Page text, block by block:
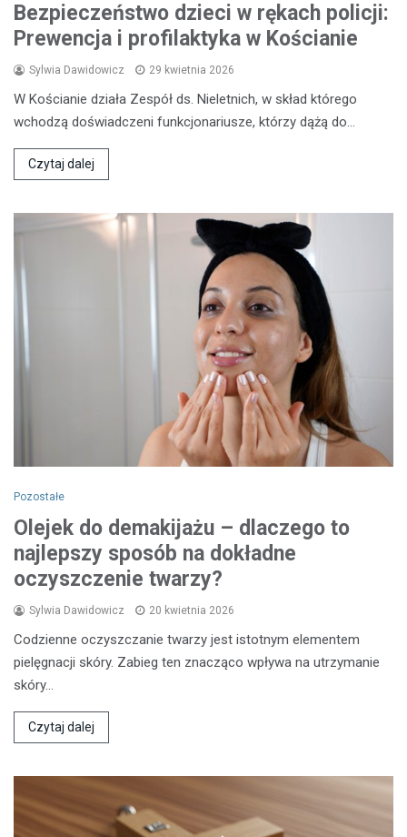
Bezpieczeństwo dzieci w rękach policji:
Prewencja i profilaktyka w Kościanie
Sylwia Dawidowicz 29 kwietnia 2026
W Kościanie działa Zespół ds. Nieletnich, w skład którego
wchodzą doświadczeni funkcjonariusze, którzy dążą do…
Czytaj dalej
Pozostałe
Olejek do demakijażu – dlaczego to
najlepszy sposób na dokładne
oczyszczenie twarzy?
Sylwia Dawidowicz 20 kwietnia 2026
Codzienne oczyszczanie twarzy jest istotnym elementem
pielęgnacji skóry. Zabieg ten znacząco wpływa na utrzymanie
skóry…
Czytaj dalej